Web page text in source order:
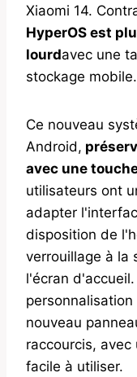
Xiaomi 14.
HyperOS est
lourdavec une
stockage mobile.
Ce nouveau
Android,
avec une
utilisateurs ont
adapter
disposition de
verrouillage à la
l'écran
nouveau
raccourcis,
facile à utiliser.